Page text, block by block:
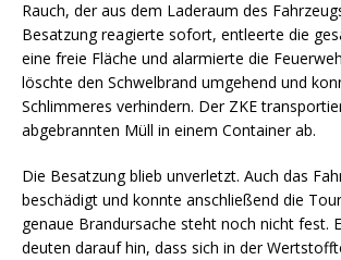
Rauch, der aus dem Laderaum des
Besatzung reagierte sofort, entleerte die
eine freie Fläche und alarmierte die
löschte den Schwelbrand umgehend und
Schlimmeres verhindern. Der ZKE
abgebrannten Müll in einem Container ab.
Die Besatzung blieb unverletzt. Auch das
beschädigt und konnte anschließend die
genaue Brandursache steht noch nicht fest.
deuten darauf hin, dass sich in der